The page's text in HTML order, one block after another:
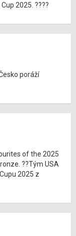
2025. ????
poráží
of the 2025
??Tým USA
2025 z